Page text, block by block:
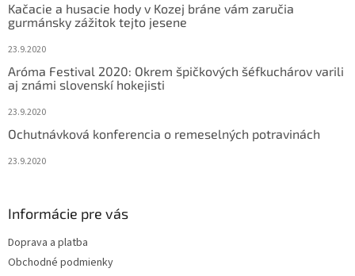
Kačacie a husacie hody v Kozej bráne vám zaručia
gurmánsky zážitok tejto jesene
23.9.2020
Aróma Festival 2020: Okrem špičkových šéfkuchárov varili
aj známi slovenskí hokejisti
23.9.2020
Ochutnávková konferencia o remeselných potravinách
23.9.2020
Informácie pre vás
Doprava a platba
Obchodné podmienky